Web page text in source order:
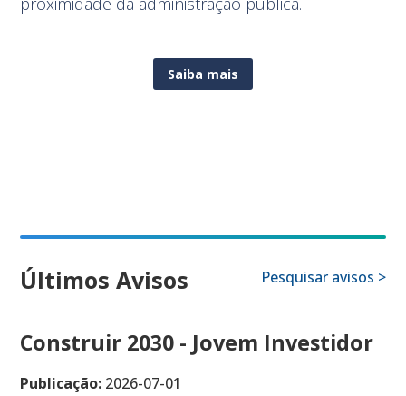
Saiba mais
Últimos Avisos Pesquisar avisos >
Construir 2030 - Jovem Investidor
Publicação: 2026-07-01